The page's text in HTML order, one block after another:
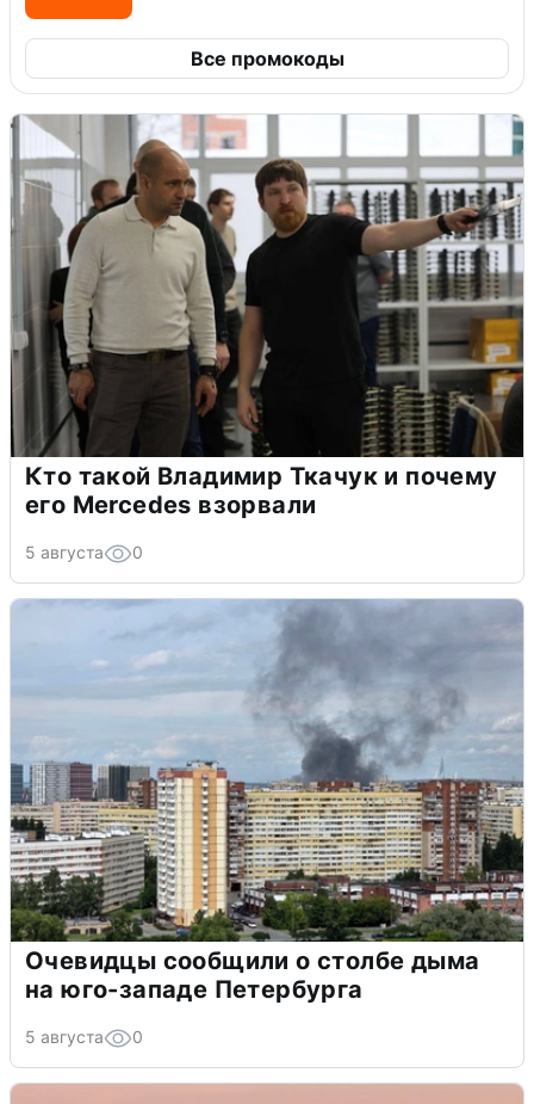
Все промокоды
Кто такой Владимир Ткачук и почему
его Mercedes взорвали
5 августа 0
Очевидцы сообщили о столбе дыма
на юго-западе Петербурга
5 августа 0